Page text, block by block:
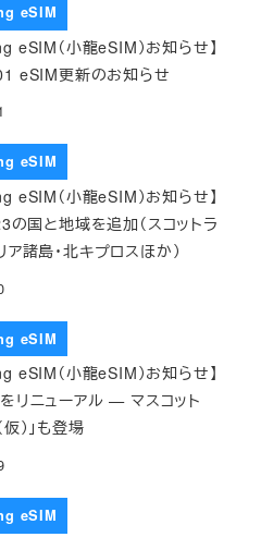
eSIM
eSIM（小龍eSIM）お知らせ】
eSIM更新のお知らせ
eSIM
eSIM（小龍eSIM）お知らせ】
の国と地域を追加（スコットラ
ア諸島・北キプロスほか）
eSIM
eSIM（小龍eSIM）お知らせ】
リニューアル — マスコット
仮）」も登場
eSIM